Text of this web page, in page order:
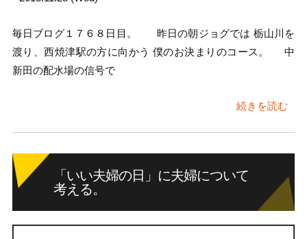
毎日ブログ１７６８日目。 昨日の朝ジョグでは 栃山川を
渡り、西焼津駅の方に向かう 僕のお決まりのコース。 中
新田の配水場の信号で
続きを読む
「いい夫婦の日」に夫婦について
考える。